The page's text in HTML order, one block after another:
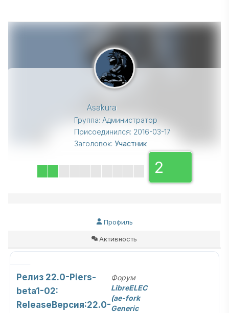
Asakura
Группа: Администратор
Присоединился: 2016-03-17
Заголовок: Участник
2
Профиль
Активность
Релиз 22.0-Piers-
beta1-02:
ReleaseВерсия:22.0-
Форум
LibreELEC
(ae-fork
Generic